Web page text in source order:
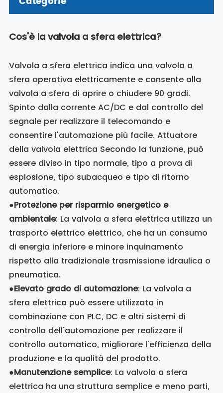
Cos'è la valvola a sfera elettrica?
Valvola a sfera elettrica indica una valvola a
sfera operativa elettricamente e consente alla
valvola a sfera di aprire o chiudere 90 gradi.
Spinto dalla corrente AC/DC e dal controllo del
segnale per realizzare il telecomando e
consentire l'automazione più facile. Attuatore
della valvola elettrica Secondo la funzione, può
essere diviso in tipo normale, tipo a prova di
esplosione, tipo subacqueo e tipo di ritorno
automatico.
●Protezione per risparmio energetico e
ambientale: La valvola a sfera elettrica utilizza un
trasporto elettrico elettrico, che ha un consumo
di energia inferiore e minore inquinamento
rispetto alla tradizionale trasmissione idraulica o
pneumatica.
●Elevato grado di automazione: La valvola a
sfera elettrica può essere utilizzata in
combinazione con PLC, DC e altri sistemi di
controllo dell'automazione per realizzare il
controllo automatico, migliorare l'efficienza della
produzione e la qualità del prodotto.
●Manutenzione semplice: La valvola a sfera
elettrica ha una struttura semplice e meno parti,